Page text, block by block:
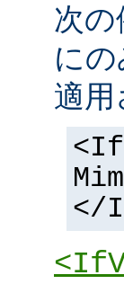
次の
にの
適用
</